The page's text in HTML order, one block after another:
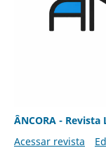
ÂNCORA -
Acessar revista